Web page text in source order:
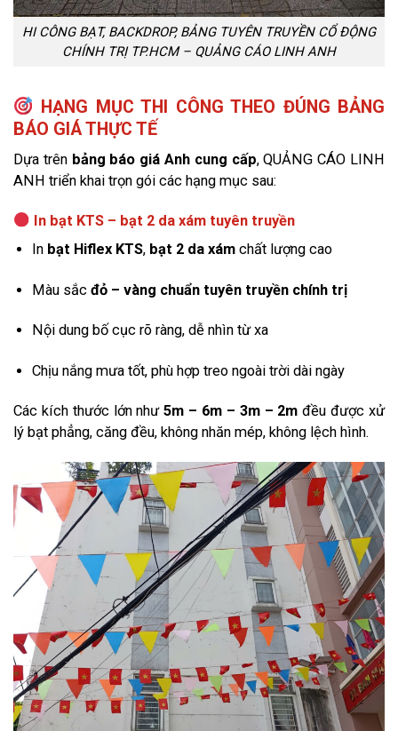
HI CÔNG BẠT, BACKDROP, BẢNG TUYÊN TRUYỀN CỔ ĐỘNG
CHÍNH TRỊ TP.HCM – QUẢNG CÁO LINH ANH
HẠNG MỤC THI CÔNG THEO ĐÚNG BẢNG
BÁO GIÁ THỰC TẾ
Dựa trên bảng báo giá Anh cung cấp, QUẢNG CÁO LINH
ANH triển khai trọn gói các hạng mục sau:
In bạt KTS – bạt 2 da xám tuyên truyền
In bạt Hiflex KTS, bạt 2 da xám chất lượng cao
Màu sắcđỏ – vàng chuẩn tuyên truyền chính trị
Nội dung bố cục rõ ràng, dễ nhìn từ xa
Chịu nắng mưa tốt, phù hợp treo ngoài trời dài ngày
Các kích thước lớn như5m – 6m – 3m – 2m đều được xử
lý bạt phẳng, căng đều, không nhăn mép, không lệch hình.